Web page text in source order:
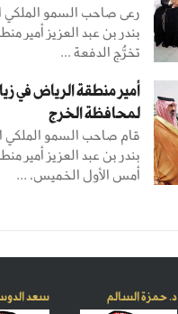
رعى صاحب السمو الملكي
بندر بن عبد العزيز أمير
تخرُّج الدفعة ...
أمير منطقة الرياض في
لمحافظة الخرج
قام صاحب السمو الملكي
بندر بن عبد العزيز أمير
أمس الأول الخميس، ...
د. حمزة السالم سعد